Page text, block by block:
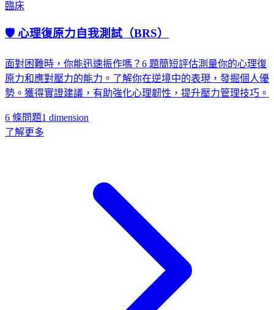
臨床
🛡️ 心理復原力自我測試（BRS）
面對困難時，你能迅速振作嗎？6 題簡短評估測量你的心理復
原力和應對壓力的能力。了解你在逆境中的表現，發掘個人優
勢。獲得實證建議，有助強化心理韌性，提升壓力管理技巧。
6 條問題1 dimension
了解更多